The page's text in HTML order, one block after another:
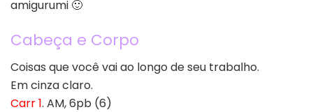
amigurumi 🙂
Cabeça e Corpo
Coisas que você vai ao longo de seu trabalho.
Em cinza claro.
Carr 1. AM, 6pb (6)